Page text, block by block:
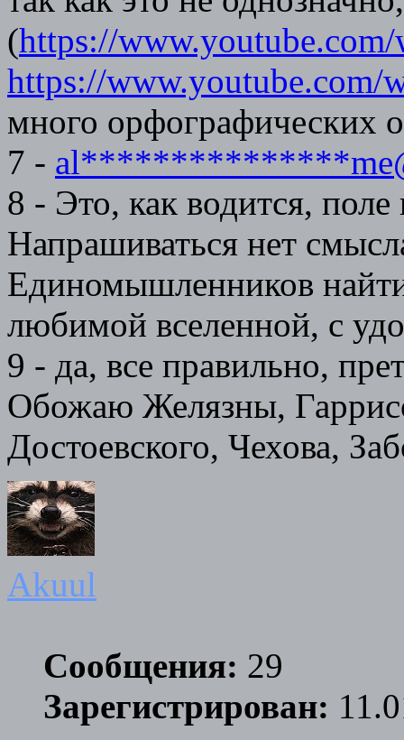
(https://
https://www.youtube.com/
много орфографических
7 -
8 - Это, как водится, поле
Напрашиваться нет
Единомышленников
любимой вселенной, с
9 - да, все правильно,
Обожаю Желязны,
Достоевского, Чехова,
Akuul
Сообщения: 29
Зарегистрирован: